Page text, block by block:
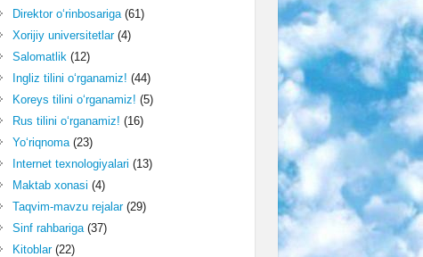
Direktor o‘rinbosariga(61)
Xorijiy universitetlar(4)
Salomatlik(12)
Ingliz tilini o‘rganamiz! (44)
Koreys tilini o‘rganamiz! (5)
Rus tilini o‘rganamiz! (16)
Yo‘riqnoma(23)
Internet texnologiyalari (13)
Maktab xonasi (4)
Taqvim-mavzu rejalar(29)
Sinf rahbariga(37)
Kitoblar(22)